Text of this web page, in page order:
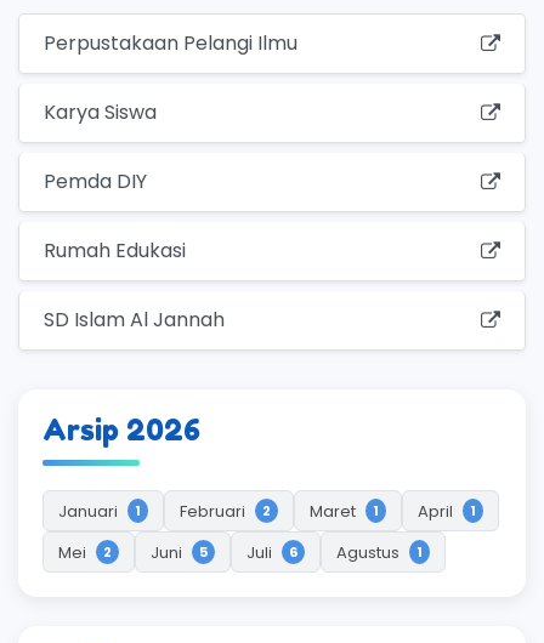
Perpustakaan Pelangi Ilmu
Karya Siswa
Pemda DIY
Rumah Edukasi
SD Islam Al Jannah
Arsip 2026
Januari 1 Februari 2 Maret 1 April 1
Mei 2 Juni 5 Juli 6 Agustus 1